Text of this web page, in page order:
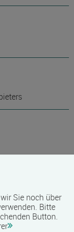
Sie noch über
Bitte
Button.